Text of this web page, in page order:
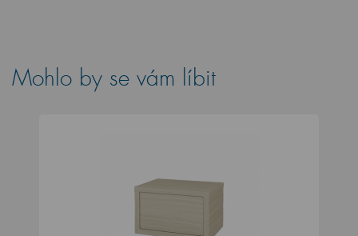
Mohlo by se vám líbit